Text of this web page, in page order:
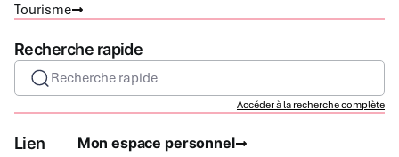
Tourisme
Recherche rapide
Recherche rapide
Accéder à la recherche complète
Lien
Mon espace personnel